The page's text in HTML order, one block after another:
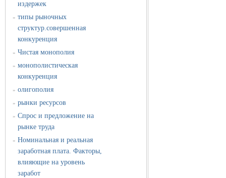
издержек
» типы рыночных
структур.совершенная
конкуренция
» Чистая монополия
» монополистическая
конкуренция
» олигополия
» рынки ресурсов
» Спрос и предложение на
рынке труда
» Номинальная и реальная
заработная плата. Факторы,
влияющие на уровень
заработ